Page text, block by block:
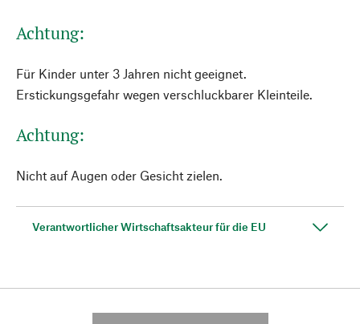
Achtung:
Für Kinder unter 3 Jahren nicht geeignet.
Erstickungsgefahr wegen verschluckbarer Kleinteile.
Achtung:
Nicht auf Augen oder Gesicht zielen.
Verantwortlicher Wirtschaftsakteur für die EU